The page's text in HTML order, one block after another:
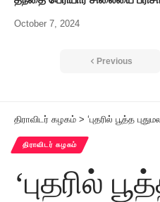
October 7, 2024
Previous
திராவிடர் கழகம் > ‘புதரில் பூத்த
திராவிடர் கழகம்
‘புதரில்